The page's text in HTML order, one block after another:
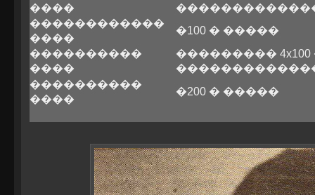
����
������������
����
�100 � �����
����������
����
��������� 4x100
����������
����
�200 � �����